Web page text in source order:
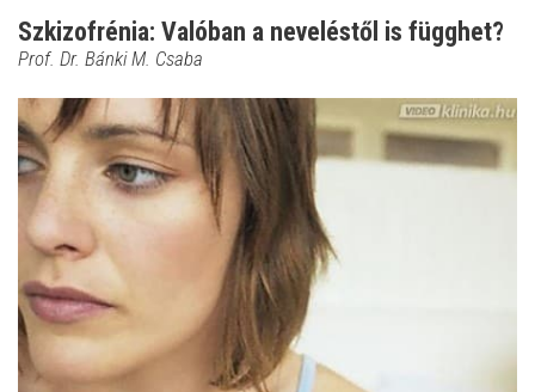
Szkizofrénia: Valóban a neveléstől is függhet?
Prof. Dr. Bánki M. Csaba